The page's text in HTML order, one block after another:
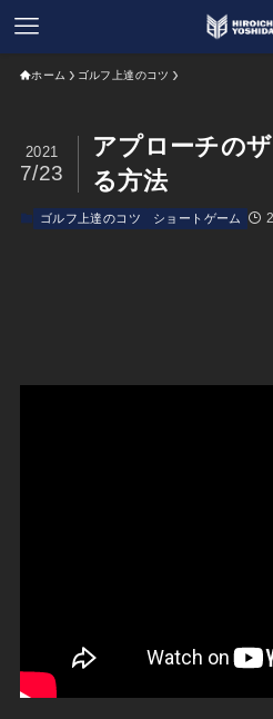
ホーム ゴルフ上達のコツ
アプローチの
る方法
2021
7/23
ゴルフ上達のコツ ショートゲーム